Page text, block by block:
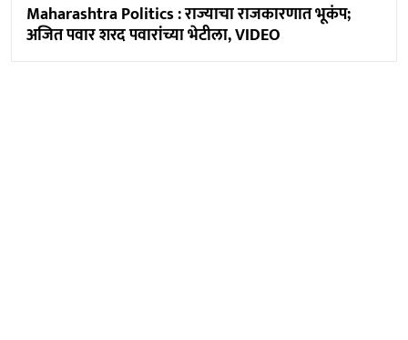
Maharashtra Politics : राज्याचा राजकारणात भूकंप;
अजित पवार शरद पवारांच्या भेटीला, VIDEO